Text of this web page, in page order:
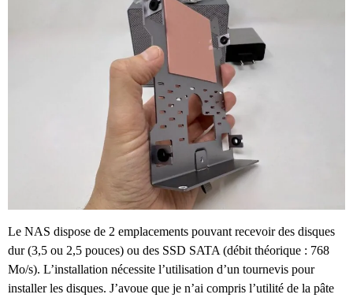
Le NAS dispose de 2 emplacements pouvant recevoir des disques
dur (3,5 ou 2,5 pouces) ou des SSD SATA (débit théorique : 768
Mo/s). L’installation nécessite l’utilisation d’un tournevis pour
installer les disques. J’avoue que je n’ai compris l’utilité de la pâte